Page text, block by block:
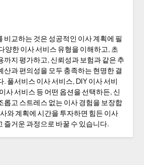
비교하는 것은 성공적인 이사 계획에 필
양한 이사 서비스 유형을 이해하고, 초
까지 평가하고, 신뢰성과 보험과 같은 추
산과 편의성을 모두 충족하는 현명한 결
. 풀서비스 이사 서비스, DIY 이사 서비
사 서비스 등 어떤 옵션을 선택하든, 신
롭고 스트레스 없는 이사 경험을 보장합
와 계획에 시간을 투자하면 힘든 이사
즐거운 과정으로 바꿀 수 있습니다.